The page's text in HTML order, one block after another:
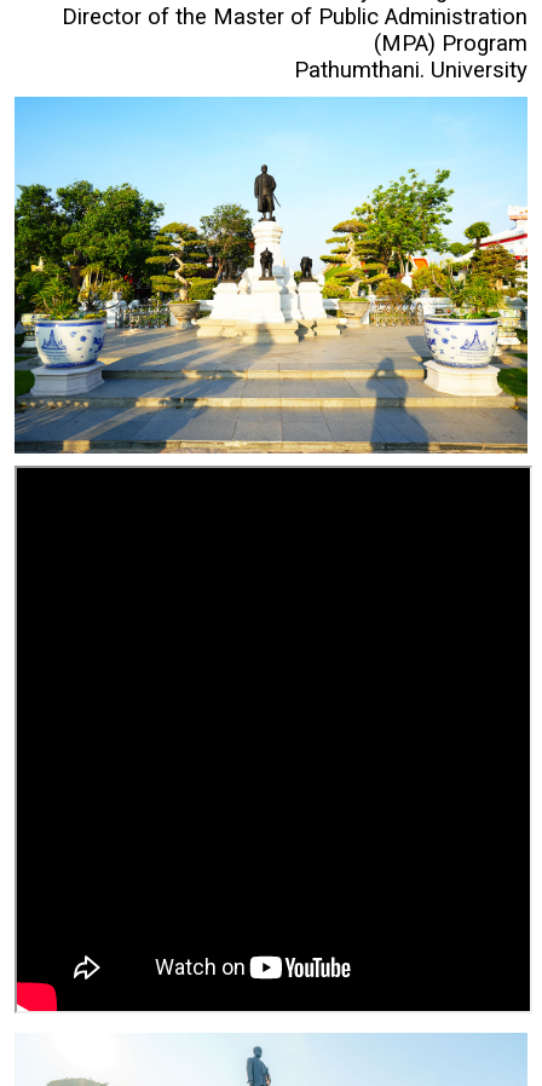
Director of the Master of Public Administration
(MPA) Program
Pathumthani. University